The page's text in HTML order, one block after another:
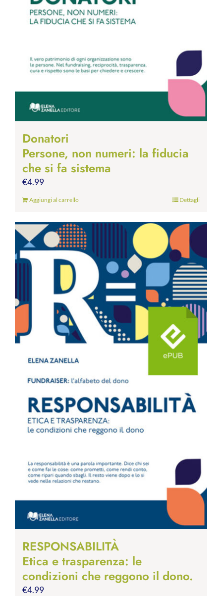
Donatori
Persone, non numeri: la fiducia
che si fa sistema
€4.99
Aggiungi al carrello Dettagli
RESPONSABILITÀ
Etica e trasparenza: le
condizioni che reggono il dono.
€4.99